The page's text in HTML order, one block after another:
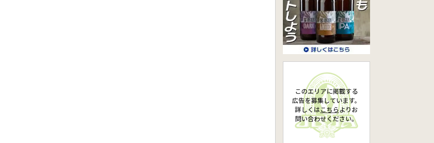
このエリアに掲載する
広告を募集しています。
詳しくは こちらより お
問い合わせください。